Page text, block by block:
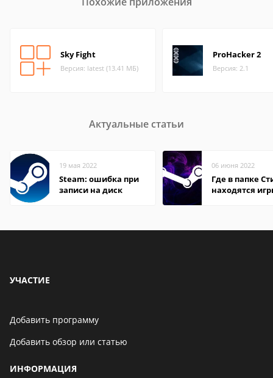
Sky Fight
Версия: latest (13.41 МБ)
ProHacker 2
Версия: 2.1
Актуальные статьи
19 мая 2022
Steam: ошибка при
записи на диск
06 июня 2022
Где в папке
находятся
УЧАСТИЕ
Добавить программу
Добавить обзор или статью
ИНФОРМАЦИЯ